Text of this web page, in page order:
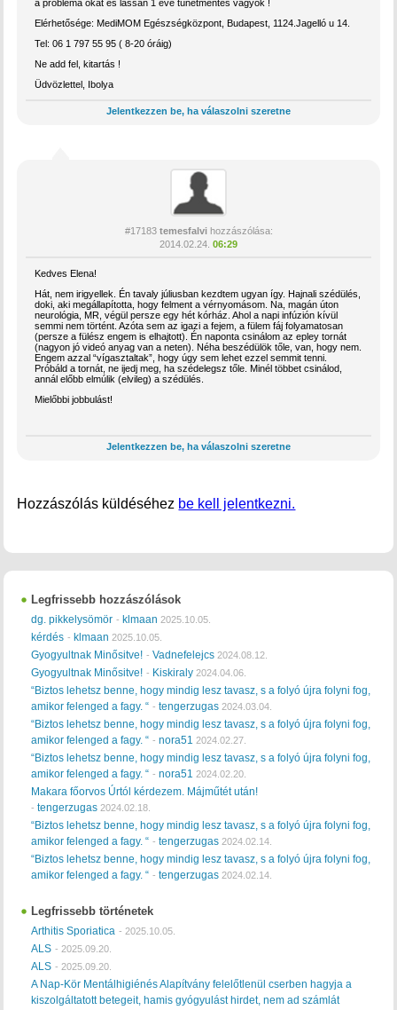
a probléma okát és lassan 1 éve tünetmentes vagyok !
Elérhetősége: MediMOM Egészségközpont, Budapest, 1124.Jagelló u 14.
Tel: 06 1 797 55 95 ( 8-20 óráig)
Ne add fel, kitartás !
Üdvözlettel, Ibolya
Jelentkezzen be, ha válaszolni szeretne
#17183 temesfalvihozzászólása:
2014.02.24. 06:29
Kedves Elena!
Hát, nem irigyellek. Én tavaly júliusban kezdtem ugyan így. Hajnali szédülés,
doki, aki megállapította, hogy felment a vérnyomásom. Na, magán úton
neurológia, MR, végül persze egy hét kórház. Ahol a napi infúzión kívül
semmi nem történt. Azóta sem az igazi a fejem, a fülem fáj folyamatosan
(persze a fülész engem is elhajtott). Én naponta csinálom az epley tornát
(nagyon jó videó anyag van a neten). Néha beszédülök tőle, van, hogy nem.
Engem azzal “vígasztaltak”, hogy úgy sem lehet ezzel semmit tenni.
Próbáld a tornát, ne ijedj meg, ha szédelegsz tőle. Minél többet csinálod,
annál előbb elmúlik (elvileg) a szédülés.
Mielőbbi jobbulást!
Jelentkezzen be, ha válaszolni szeretne
Hozzászólás küldéséhez be kell jelentkezni.
Legfrissebb hozzászólások
dg. pikkelysömör - klmaan 2025.10.05.
kérdés - klmaan 2025.10.05.
Gyogyultnak Minősitve! -Vadnefelejcs 2024.08.12.
Gyogyultnak Minősitve! - Kiskiraly 2024.04.06.
“Biztos lehetsz benne, hogy mindig lesz tavasz, s a folyó újra folyni fog,
amikor felenged a fagy. “ -tengerzugas 2024.03.04.
“Biztos lehetsz benne, hogy mindig lesz tavasz, s a folyó újra folyni fog,
amikor felenged a fagy. “ -nora51 2024.02.27.
“Biztos lehetsz benne, hogy mindig lesz tavasz, s a folyó újra folyni fog,
amikor felenged a fagy. “ -nora51 2024.02.20.
Makara főorvos Úrtól kérdezem. Májműtét után!
-tengerzugas 2024.02.18.
“Biztos lehetsz benne, hogy mindig lesz tavasz, s a folyó újra folyni fog,
amikor felenged a fagy. “ -tengerzugas 2024.02.14.
“Biztos lehetsz benne, hogy mindig lesz tavasz, s a folyó újra folyni fog,
amikor felenged a fagy. “ -tengerzugas 2024.02.14.
Legfrissebb történetek
Arthitis Sporiatica - 2025.10.05.
ALS - 2025.09.20.
ALS - 2025.09.20.
A Nap-Kör Mentálhigiénés Alapítvány felelőtlenül cserben hagyja a
kiszolgáltatott betegeit, hamis gyógyulást hirdet, nem ad számlát